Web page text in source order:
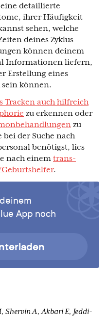
detaillierte
ihrer Häufigkeit
sehen, welche
deines Zyklus
können deinem
Informationen liefern,
Erstellung eines
können.
Tracken auch hilfreich
zu erkennen oder
zu
der Suche nach
benötigst, lies
nach einem trans-
.
App noch
A, Akbari E, Jeddi-